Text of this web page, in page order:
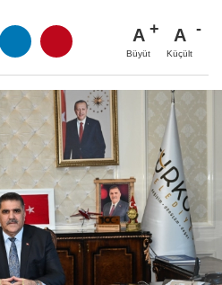
A
Büyüt
A
Küçült